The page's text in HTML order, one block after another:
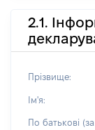
2.1.
Прізвище:
Ім'я:
По батькові (за